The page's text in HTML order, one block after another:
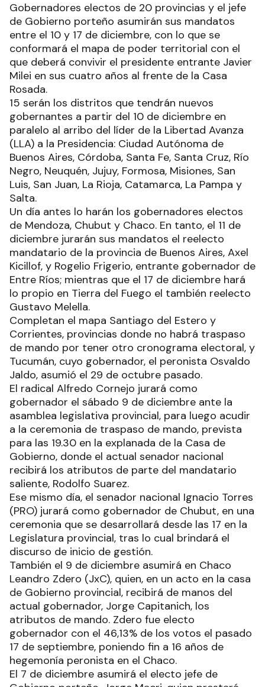
Gobernadores electos de 20 provincias y el jefe
de Gobierno porteño asumirán sus mandatos
entre el 10 y 17 de diciembre, con lo que se
conformará el mapa de poder territorial con el
que deberá convivir el presidente entrante Javier
Milei en sus cuatro años al frente de la Casa
Rosada.
15 serán los distritos que tendrán nuevos
gobernantes a partir del 10 de diciembre en
paralelo al arribo del líder de la Libertad Avanza
(LLA) a la Presidencia: Ciudad Autónoma de
Buenos Aires, Córdoba, Santa Fe, Santa Cruz, Río
Negro, Neuquén, Jujuy, Formosa, Misiones, San
Luis, San Juan, La Rioja, Catamarca, La Pampa y
Salta.
Un día antes lo harán los gobernadores electos
de Mendoza, Chubut y Chaco. En tanto, el 11 de
diciembre jurarán sus mandatos el reelecto
mandatario de la provincia de Buenos Aires, Axel
Kicillof, y Rogelio Frigerio, entrante gobernador de
Entre Ríos; mientras que el 17 de diciembre hará
lo propio en Tierra del Fuego el también reelecto
Gustavo Melella.
Completan el mapa Santiago del Estero y
Corrientes, provincias donde no habrá traspaso
de mando por tener otro cronograma electoral, y
Tucumán, cuyo gobernador, el peronista Osvaldo
Jaldo, asumió el 29 de octubre pasado.
El radical Alfredo Cornejo jurará como
gobernador el sábado 9 de diciembre ante la
asamblea legislativa provincial, para luego acudir
a la ceremonia de traspaso de mando, prevista
para las 19.30 en la explanada de la Casa de
Gobierno, donde el actual senador nacional
recibirá los atributos de parte del mandatario
saliente, Rodolfo Suarez.
Ese mismo día, el senador nacional Ignacio Torres
(PRO) jurará como gobernador de Chubut, en una
ceremonia que se desarrollará desde las 17 en la
Legislatura provincial, tras lo cual brindará el
discurso de inicio de gestión.
También el 9 de diciembre asumirá en Chaco
Leandro Zdero (JxC), quien, en un acto en la casa
de Gobierno provincial, recibirá de manos del
actual gobernador, Jorge Capitanich, los
atributos de mando. Zdero fue electo
gobernador con el 46,13% de los votos el pasado
17 de septiembre, poniendo fin a 16 años de
hegemonía peronista en el Chaco.
El 7 de diciembre asumirá el electo jefe de